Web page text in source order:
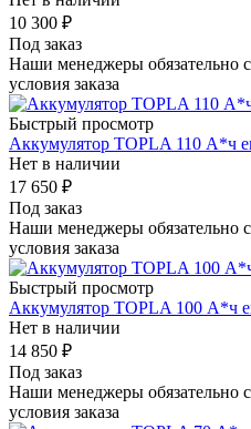
10 300 ₽
Под заказ
Наши менеджеры обязательно
условия заказа
Быстрый просмотр
Аккумулятор TOPLA 110 А*ч
Нет в наличии
17 650 ₽
Под заказ
Наши менеджеры обязательно
условия заказа
Быстрый просмотр
Аккумулятор TOPLA 100 А*ч
Нет в наличии
14 850 ₽
Под заказ
Наши менеджеры обязательно
условия заказа